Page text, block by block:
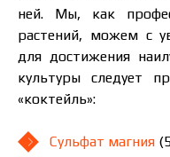
ней. Мы, как
растений, можем с
для достижения
культуры следует
«коктейль»:
Сульфат магния